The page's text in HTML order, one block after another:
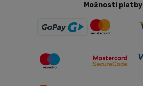
Možnosti platby